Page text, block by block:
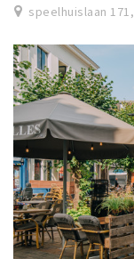
speelhuislaan 171,